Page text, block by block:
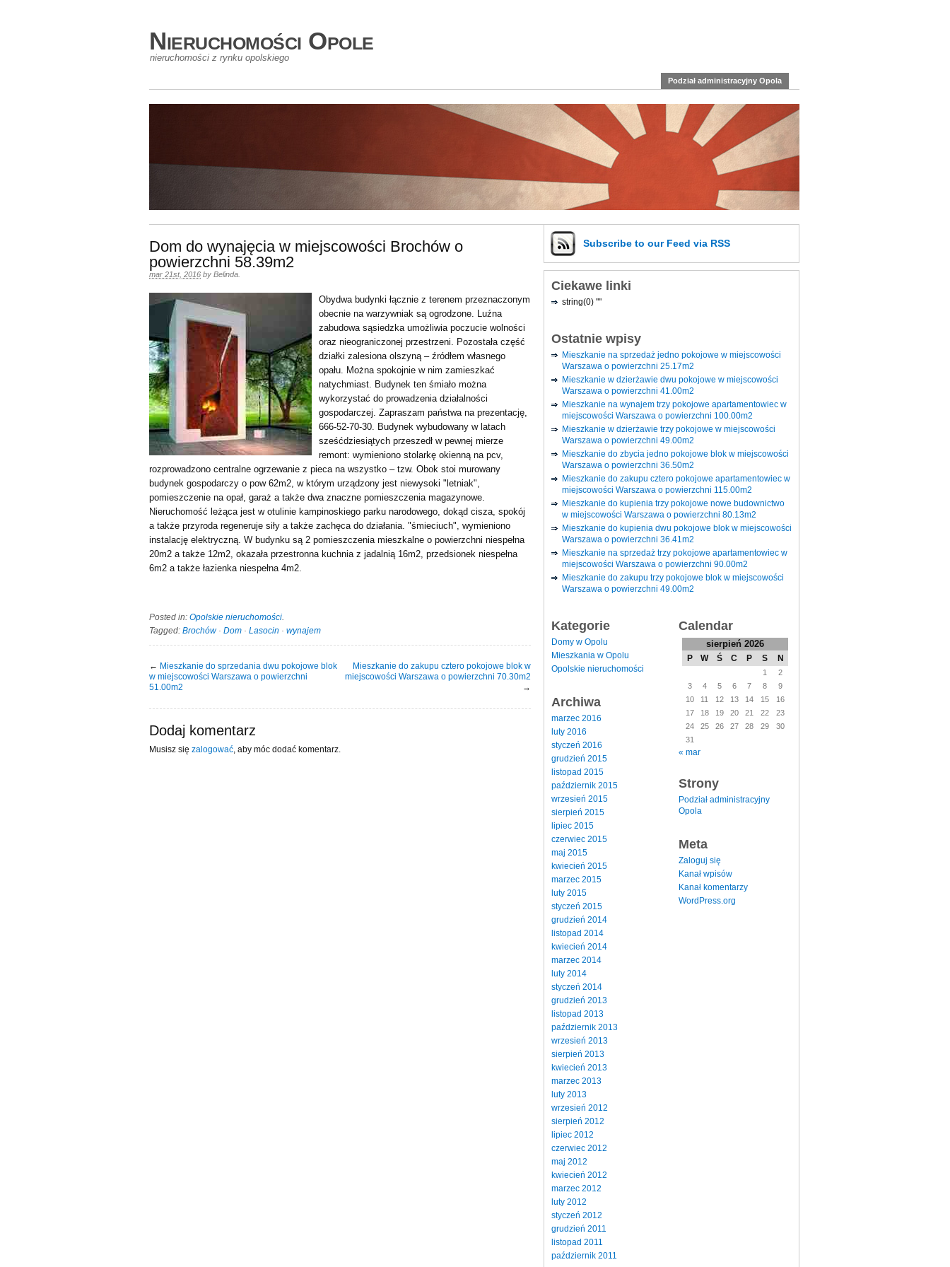
Nieruchomości Opole
nieruchomości z rynku opolskiego
Podział administracyjny Opola
Dom do wynajęcia w miejscowości Brochów o
powierzchni 58.39m2
mar 21st, 2016 by Belinda
Obydwa budynki łącznie z terenem przeznaczonym
obecnie na warzywniak są ogrodzone. Luźna
zabudowa sąsiedzka umożliwia poczucie wolności
oraz nieograniczonej przestrzeni. Pozostała część
działki zalesiona olszyną – źródłem własnego
opału. Można spokojnie w nim zamieszkać
natychmiast. Budynek ten śmiało można
wykorzystać do prowadzenia działalności
gospodarczej. Zapraszam państwa na prezentację,
666-52-70-30. Budynek wybudowany w latach
sześćdziesiątych przeszedł w pewnej mierze
remont: wymieniono stolarkę okienną na pcv,
rozprowadzono centralne ogrzewanie z pieca na wszystko – tzw. Obok stoi murowany
budynek gospodarczy o pow 62m2, w którym urządzony jest niewysoki "letniak",
pomieszczenie na opał, garaż a także dwa znaczne pomieszczenia magazynowe.
Nieruchomość leżąca jest w otulinie kampinoskiego parku narodowego, dokąd cisza, spokój
a także przyroda regeneruje siły a także zachęca do działania. "śmieciuch", wymieniono
instalację elektryczną. W budynku są 2 pomieszczenia mieszkalne o powierzchni niespełna
20m2 a także 12m2, okazała przestronna kuchnia z jadalnią 16m2, przedsionek niespełna
6m2 a także łazienka niespełna 4m2.
Posted in: Opolskie nieruchomości.
Tagged: Brochów· Dom · Lasocin · wynajem
← Mieszkanie do sprzedania dwu pokojowe blok
w miejscowości Warszawa o powierzchni
51.00m2
Mieszkanie do zakupu cztero pokojowe blok w
miejscowości Warszawa o powierzchni 70.30m2
→
Dodaj komentarz
Musisz się zalogować , aby móc dodać komentarz.
Subscribe to our Feed via RSS
Ciekawe linki
string(0) ""
Ostatnie wpisy
Mieszkanie na sprzedaż jedno pokojowe w miejscowości
Warszawa o powierzchni 25.17m2
Mieszkanie w dzierżawie dwu pokojowe w miejscowości
Warszawa o powierzchni 41.00m2
Mieszkanie na wynajem trzy pokojowe apartamentowiec w
miejscowości Warszawa o powierzchni 100.00m2
Mieszkanie w dzierżawie trzy pokojowe w miejscowości
Warszawa o powierzchni 49.00m2
Mieszkanie do zbycia jedno pokojowe blok w miejscowości
Warszawa o powierzchni 36.50m2
Mieszkanie do zakupu cztero pokojowe apartamentowiec w
miejscowości Warszawa o powierzchni 115.00m2
Mieszkanie do kupienia trzy pokojowe nowe budownictwo
w miejscowości Warszawa o powierzchni 80.13m2
Mieszkanie do kupienia dwu pokojowe blok w miejscowości
Warszawa o powierzchni 36.41m2
Mieszkanie na sprzedaż trzy pokojowe apartamentowiec w
miejscowości Warszawa o powierzchni 90.00m2
Mieszkanie do zakupu trzy pokojowe blok w miejscowości
Warszawa o powierzchni 49.00m2
Kategorie
Domy w Opolu
Mieszkania w Opolu
Opolskie nieruchomości
Archiwa
marzec 2016
luty 2016
styczeń 2016
grudzień 2015
listopad 2015
październik 2015
wrzesień 2015
sierpień 2015
lipiec 2015
czerwiec 2015
maj 2015
kwiecień 2015
marzec 2015
luty 2015
styczeń 2015
grudzień 2014
listopad 2014
kwiecień 2014
marzec 2014
luty 2014
styczeń 2014
grudzień 2013
listopad 2013
październik 2013
wrzesień 2013
sierpień 2013
kwiecień 2013
marzec 2013
luty 2013
wrzesień 2012
sierpień 2012
lipiec 2012
czerwiec 2012
maj 2012
kwiecień 2012
marzec 2012
luty 2012
styczeń 2012
grudzień 2011
listopad 2011
październik 2011
Calendar
sierpień 2026
P W Ś C P S N
1
2
3
4 5 6 7 8
9
10
11 12 13 14 15
16
17
18 19 20 21 22
23
24
25 26 27 28 29
30
31
« mar
Strony
Podział administracyjny
Opola
Meta
Zaloguj się
Kanał wpisów
Kanał komentarzy
WordPress.org